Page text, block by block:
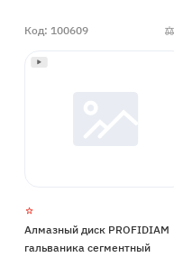
Код: 100609
Алмазный диск PROFIDIAM
гальваника сегментный